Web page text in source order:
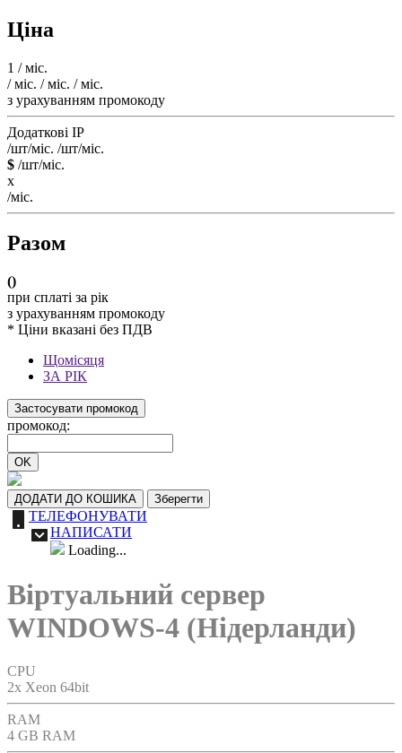
Ціна
1 / міс.
/ міс. / міс. / міс.
з урахуванням промокоду
Додаткові IP
/шт/міс. /шт/міс.
$ /шт/міс.
x
/міс.
Разом
()
при сплаті за рік
з урахуванням промокоду
* Ціни вказані без ПДВ
Щомісяця
ЗА РІК
Застосувати промокод
промокод:
OK
ДОДАТИ ДО КОШИКА Зберегти
ТЕЛЕФОНУВАТИ
НАПИСАТИ
Loading...
Віртуальний сервер
WINDOWS-4 (Нідерланди)
CPU
2x Xeon 64bit
RAM
4 GB RAM